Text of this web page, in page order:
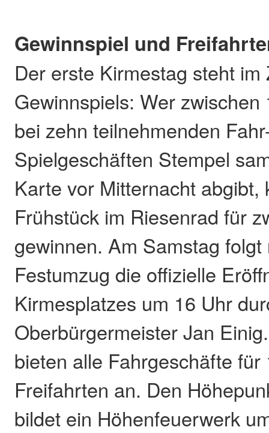
Gewinnspiel und
Der erste Kirmestag steht
Gewinnspiels: Wer
bei zehn teilnehmenden
Spielgeschäften Stempel
Karte vor Mitternacht abgibt,
Frühstück im Riesenrad für
gewinnen. Am Samstag
Festumzug die offizielle
Kirmesplatzes um 16 Uhr
Oberbürgermeister Jan
bieten alle Fahrgeschäfte für
Freifahrten an. Den
bildet ein Höhenfeuerwerk